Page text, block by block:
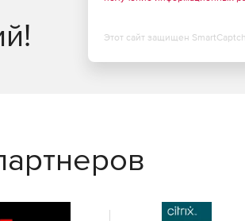
Этот сайт защищен